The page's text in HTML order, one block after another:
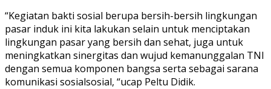
“Kegiatan bakti sosial berupa bersih-bersih lingkungan
pasar induk ini kita lakukan selain untuk menciptakan
lingkungan pasar yang bersih dan sehat, juga untuk
meningkatkan sinergitas dan wujud kemanunggalan TNI
dengan semua komponen bangsa serta sebagai sarana
komunikasi sosialsosial, “ucap Peltu Didik.